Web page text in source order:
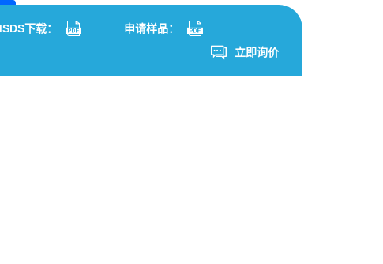
下载：
申请样品：
立即询价